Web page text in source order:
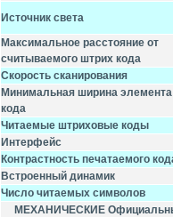
Источник света
Максимальное расстояние от
считываемого штрих кода
Скорость сканирования
Минимальная ширина элемента
кода
Читаемые штриховые коды
Интерфейс
Контрастность печатаемого
Встроенный динамик
Число читаемых символов
МЕХАНИЧЕСКИЕ